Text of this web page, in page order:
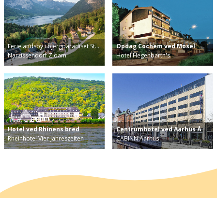
Ferielandsby i bjergparadiset St…
Narzissendorf Zloam
Opdag Cochem ved Mosel
Hotel Hegenbarth's
Hotel ved Rhinens bred
Rheinhotel Vier Jahreszeiten
Centrumhotel ved Aarhus Å
CABINN Aarhus